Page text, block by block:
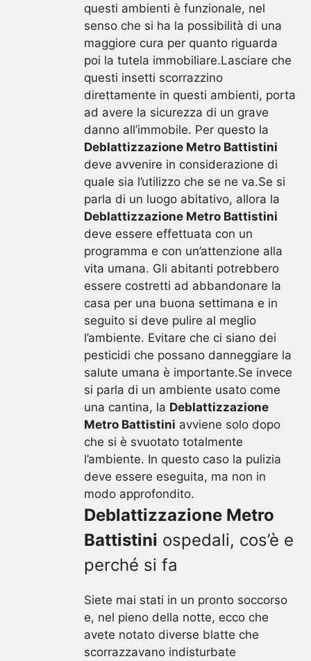
questi ambienti è funzionale, nel
senso che si ha la possibilità di una
maggiore cura per quanto riguarda
poi la tutela immobiliare.Lasciare che
questi insetti scorrazzino
direttamente in questi ambienti, porta
ad avere la sicurezza di un grave
danno all’immobile. Per questo la
Deblattizzazione Metro Battistini
deve avvenire in considerazione di
quale sia l’utilizzo che se ne va.Se si
parla di un luogo abitativo, allora la
Deblattizzazione Metro Battistini
deve essere effettuata con un
programma e con un’attenzione alla
vita umana. Gli abitanti potrebbero
essere costretti ad abbandonare la
casa per una buona settimana e in
seguito si deve pulire al meglio
l’ambiente. Evitare che ci siano dei
pesticidi che possano danneggiare la
salute umana è importante.Se invece
si parla di un ambiente usato come
una cantina, la Deblattizzazione
Metro Battistini avviene solo dopo
che si è svuotato totalmente
l’ambiente. In questo caso la pulizia
deve essere eseguita, ma non in
modo approfondito.
Deblattizzazione Metro
Battistini ospedali, cos’è e
perché si fa
Siete mai stati in un pronto soccorso
e, nel pieno della notte, ecco che
avete notato diverse blatte che
scorrazzavano indisturbate